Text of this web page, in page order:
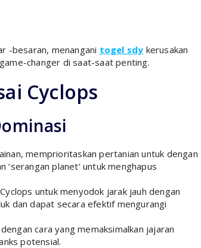
-besaran, menangani togel sdy kerusakan
changer di saat-saat penting.
Cyclops
memprioritaskan pertanian untuk dengan
planet’ untuk menghapus
untuk menyodok jarak jauh dengan
dan dapat secara efektif mengurangi
cara yang memaksimalkan jajaran
potensial.